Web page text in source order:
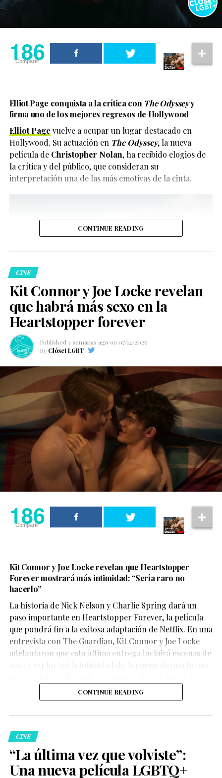
186
Compartir
Elliot Page conquista a la crítica con The Odysseyy
firma uno de los mejores regresos de Hollywood
Elliot Page vuelve a ocupar un lugar destacado en
Hollywood. Su actuación en The Odyssey, la nueva
película de Christopher Nolan, ha recibido elogios de
la crítica y del público, que consideran su
interpretación una de las más emotivas de la cinta.
Aunque su participación no ocupa gran parte del
metraje, el actor logra dejar una fuerte impresión. Su
personaje,Sinon, juega un papel clave en la historia y
aporta una mirada profundamente humana sobre las
La crítica destaca la actuación
deElliot Page
CONTINUE READING
CINE
Kit Connor y Joe Locke revelan
que habrá más sexo en la
Heartstopper forever
Published 3 semanas ago on 07/14/2026
By Clóset LGBT
186
Compartir
Kit Connor y Joe Locke revelan que Heartstopper
Forever mostrará más intimidad: “Sería raro no
hacerlo”
La historia de Nick Nelson y Charlie Spring dará un
paso importante en Heartstopper Forever, la película
que pondrá fin a la exitosa adaptación de Netflix. En una
entrevista con The Guardian, Kit Connor y Joe Locke
adelantaron que esta última entrega incluirá escenas de
encuentran los personajes.CONTINUE READING
CINE
“La última vez que volviste”:
Una nueva película LGBTQ+